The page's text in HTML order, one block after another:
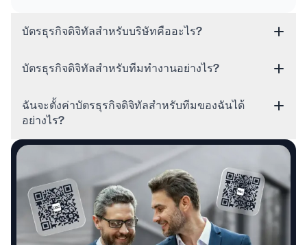
บัตรธุรกิจดิจิทัลสำหรับบริษัทคืออะไร?
บัตรธุรกิจดิจิทัลสำหรับทีมทำงานอย่างไร?
ฉันจะตั้งค่าบัตรธุรกิจดิจิทัลสำหรับทีมของฉันได้
อย่างไร?